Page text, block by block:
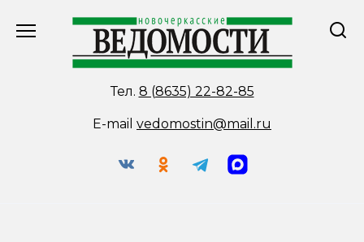
Тел. 8 (8635) 22-82-85
E-mail vedomostin@mail.ru